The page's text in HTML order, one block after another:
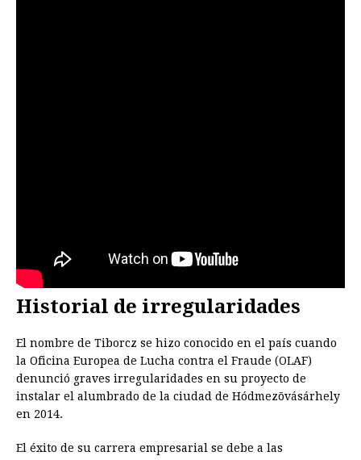
Historial de irregularidades
El nombre de Tiborcz se hizo conocido en el país cuando
la Oficina Europea de Lucha contra el Fraude (OLAF)
denunció graves irregularidades en su proyecto de
instalar el alumbrado de la ciudad de Hódmezõvásárhely
en 2014.
El éxito de su carrera empresarial se debe a las